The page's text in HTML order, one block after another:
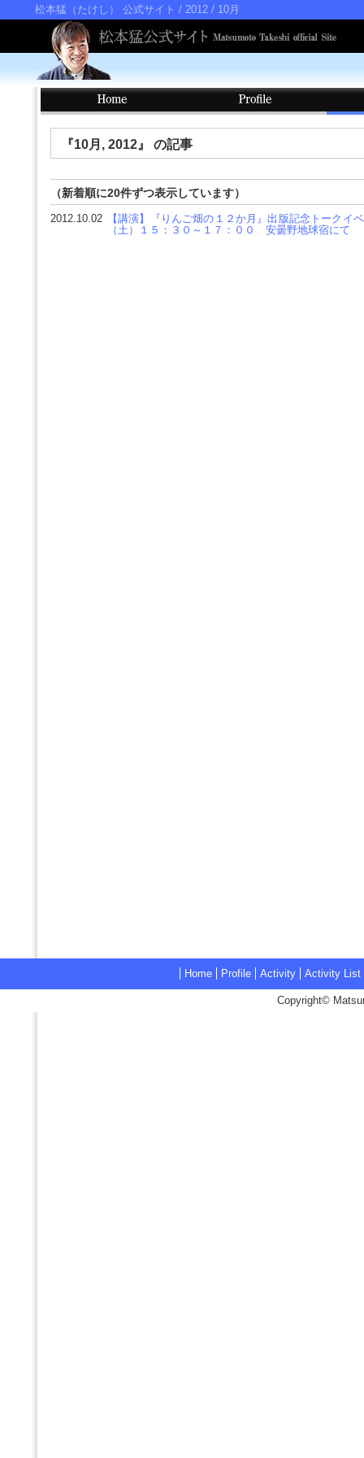
松本猛（たけし） 公式サイト / 2012 / 10月
『10月, 2012』 の記事
（新着順に20件ずつ表示しています）
2012.10.02
【講演】『りんご畑の１２か月』出版記念トークイ
（土）１５：３０～１７：００ 安曇野地球宿にて
Home Profile Activity Activity List
Copyright©